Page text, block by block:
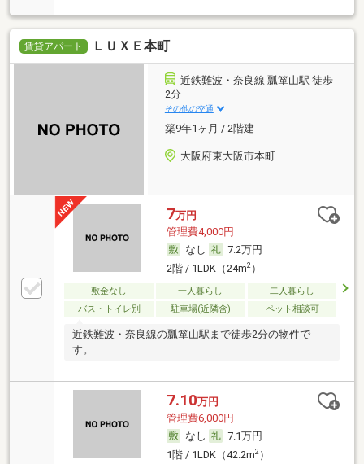
賃貸アパート ＬＵＸＥ本町
近鉄難波・奈良線 瓢箪山駅 徒歩
2分
その他の交通
築9年1ヶ月 / 2階建
大阪府東大阪市本町
7万円
管理費4,000円
なし
7.2万円
2階 / 1LDK（24m2）
敷金なし 一人暮らし
二人暮らし
バス・トイレ別
駐車場(近隣含) ペット相談可
近鉄難波・奈良線の瓢箪山駅まで徒歩2分の物件で
す。
7.10万円
管理費6,000円
なし
7.1万円
1階 / 1LDK（42.2m2）